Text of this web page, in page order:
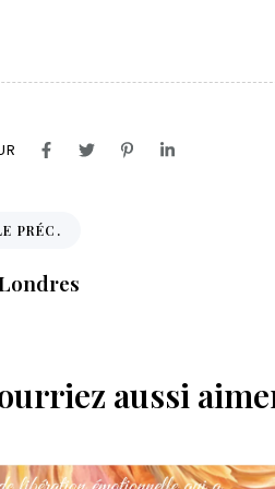
PRÉC.
aussi